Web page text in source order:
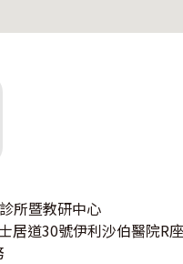
所暨教研中心
居道30號伊利沙伯醫院R